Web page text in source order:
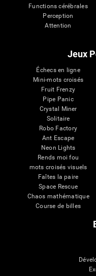
Functions cérébrales
Perception
Attention
Jeux
Échecs en ligne
Mini-mots croisés
Fruit Frenzy
Pipe Panic
Crystal Miner
Solitaire
Robo Factory
Ant Escape
Neon Lights
Rends moi fou
mots croisés visuels
Faîtes la paire
Space Rescue
Chaos mathématique
Course de billes